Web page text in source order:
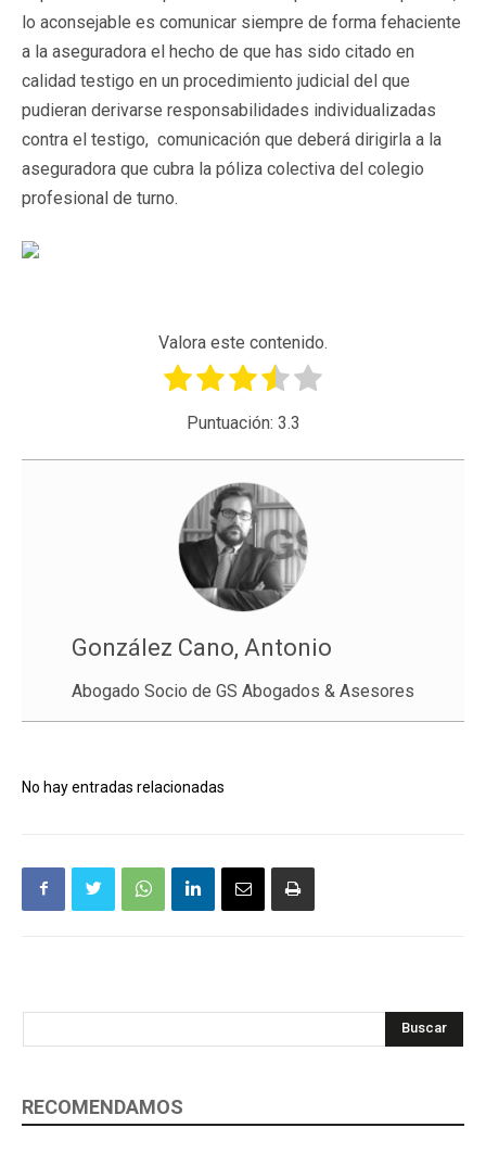
lo aconsejable es comunicar siempre de forma fehaciente
a la aseguradora el hecho de que has sido citado en
calidad testigo en un procedimiento judicial del que
pudieran derivarse responsabilidades individualizadas
contra el testigo, comunicación que deberá dirigirla a la
aseguradora que cubra la póliza colectiva del colegio
profesional de turno.
Valora este contenido.
Puntuación: 3.3
González Cano, Antonio
Abogado Socio de GS Abogados & Asesores
No hay entradas relacionadas
Buscar
RECOMENDAMOS